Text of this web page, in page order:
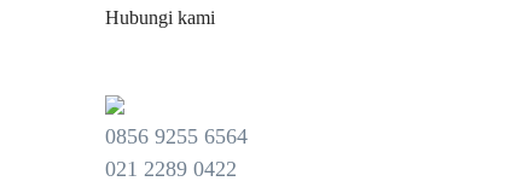
Hubungi kami
0856 9255 6564
021 2289 0422